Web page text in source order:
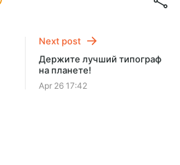
Next post
Держите лучший типограф
на планете!
Apr 26 17:42